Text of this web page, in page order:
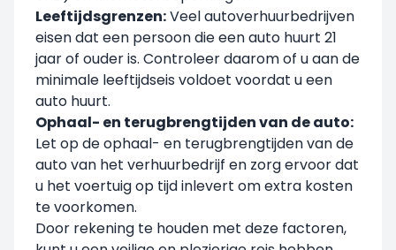
Leeftijdsgrenzen:Veel autoverhuurbedrijven
eisen dat een persoon die een auto huurt 21
jaar of ouder is. Controleer daarom of u aan de
minimale leeftijdseis voldoet voordat u een
auto huurt.
Ophaal- en terugbrengtijden van de auto:
Let op de ophaal- en terugbrengtijden van de
auto van het verhuurbedrijf en zorg ervoor dat
u het voertuig op tijd inlevert om extra kosten
te voorkomen.
Door rekening te houden met deze factoren,